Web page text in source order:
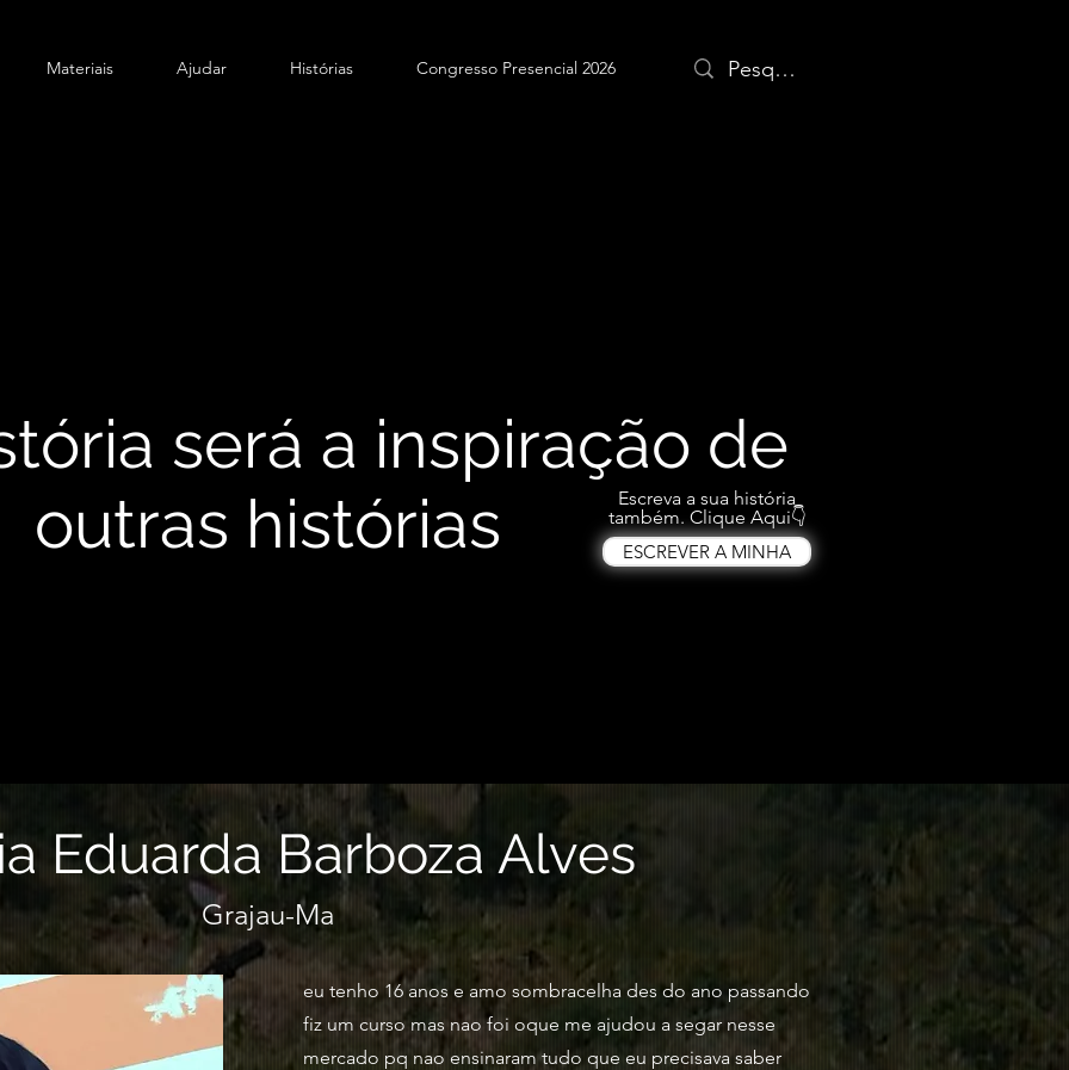
Materiais Ajudar Histórias Congresso Presencial 2026
será a inspiração de
outras histórias
ESCREVER A MINHA
Escreva a sua história
também. Clique Aqui👇
Eduarda Barboza Alves
Grajau-Ma
eu tenho 16 anos e amo sombracelha des do ano passando
fiz um curso mas nao foi oque me ajudou a segar nesse
mercado pq nao ensinaram tudo que eu precisava saber